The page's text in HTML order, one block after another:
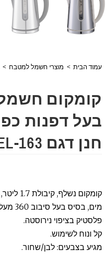
עמוד הבית > מוצרי חשמל למטבח >
בעל דפנות
חנן דגם EL-163
קומקום
מים,
פלסטיק בציפוי נירוסטה.
קל ונוח לשימוש.
מגיע בצבעים: לבן/שחור.